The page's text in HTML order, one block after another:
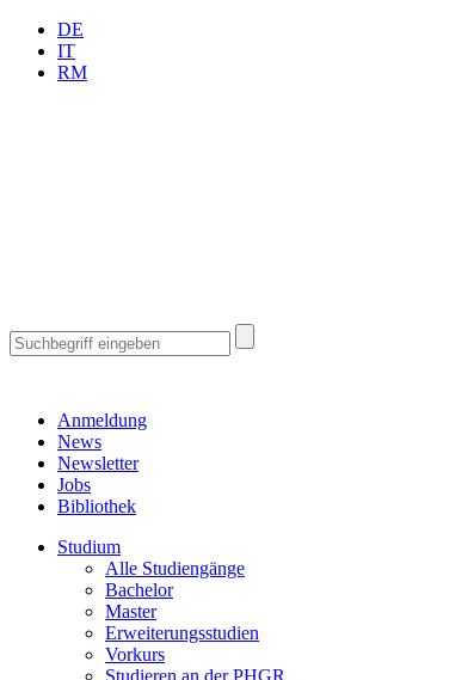
DE
IT
RM
Anmeldung
News
Newsletter
Jobs
Bibliothek
Studium
Alle Studiengänge
Bachelor
Master
Erweiterungsstudien
Vorkurs